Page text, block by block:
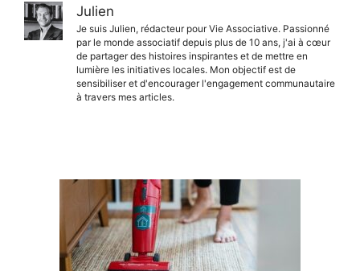
Julien
Je suis Julien, rédacteur pour Vie Associative. Passionné
par le monde associatif depuis plus de 10 ans, j'ai à cœur
de partager des histoires inspirantes et de mettre en
lumière les initiatives locales. Mon objectif est de
sensibiliser et d'encourager l'engagement communautaire
à travers mes articles.